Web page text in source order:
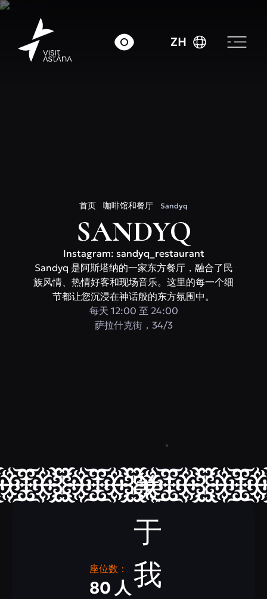
ZH
首页 咖啡馆和餐厅 Sandyq
SANDYQ
Instagram: sandyq_restaurant
Sandyq 是阿斯塔纳的一家东方餐厅，融合了民
族风情、热情好客和现场音乐。这里的每一个细
节都让您沉浸在神话般的东方氛围中。
每天 12:00 至 24:00
萨拉什克街，34/3
关
于
我
座位数：
80 人